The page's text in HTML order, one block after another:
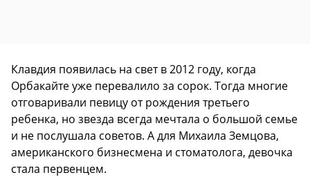
Клавдия появилась на свет в 2012 году, когда
Орбакайте уже перевалило за сорок. Тогда многие
отговаривали певицу от рождения третьего
ребенка, но звезда всегда мечтала о большой семье
и не послушала советов. А для Михаила Земцова,
американского бизнесмена и стоматолога, девочка
стала первенцем.